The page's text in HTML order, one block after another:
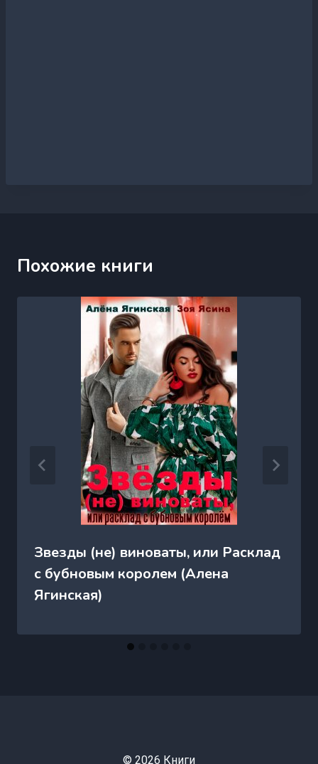
Похожие книги
Звезды (не) виноваты, или Расклад
с бубновым королем (Алена
Ягинская)
© 2026 Книги